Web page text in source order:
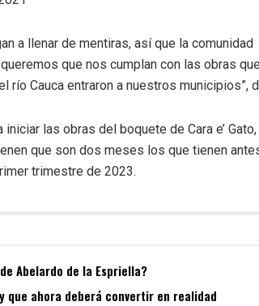
a llenar de mentiras, así que la comunidad
que nos cumplan con las obras que
Cauca entraron a nuestros municipios”,
las obras del boquete de Cara e’ Gato,
que son dos meses los que tienen
trimestre de 2023.
Abelardo de la Espriella?
que ahora deberá convertir en realidad